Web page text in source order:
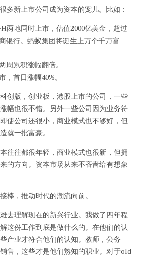
多新上市公司成为资本的宠儿。比如：
两地同时上市，估值2000亿美金，超过
银行。蚂蚁集团将诞生上万个千万富
周累积涨幅翻倍。
，首日涨幅40%。
创版，创业板，港股上市的公司，一些
幅也很不错。另外一些公司因为业务符
使公司还很小，商业模式也不够好，但
就一批富豪。
往往都很年轻，商业模式也很新，但拥
的方向。资本市场从来不吝啬给有想象
棒，推动时代的潮流向前。
去理解现在的新兴行业。我做了四年程
这份工作到底是做什么的。在他们的认
产业才符合他们的认知。教师，公务
售，这些才是他们熟知的职业。对于old